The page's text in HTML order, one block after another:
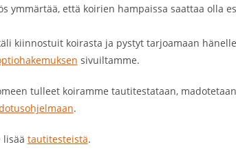
ymmärtää, että koirien hampaissa saattaa olla
kiinnostuit koirasta ja pystyt tarjoamaan
sivuiltamme.
tulleet koiramme tautitestataan,
.
lisää tautitesteistä.